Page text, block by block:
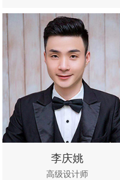
立即咨
询
查看作
品
李庆姚
高级设计师